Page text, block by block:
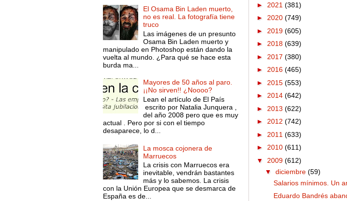
El Osama Bin Laden muerto,
no es real. La fotografía tiene
truco
Las imágenes de un presunto
Osama Bin Laden muerto y
manipulado en Photoshop están dando la
vuelta al mundo. ¿Para qué se hace esta
burda ma...
Mayores de 50 años al paro.
¡¡No sirven!! ¿Noooo?
Lean el artículo de El País
escrito por Natalia Junquera ,
del año 2008 pero que es muy
actual . Pero por si con el tiempo
desaparece, lo d...
La mosca cojonera de
Marruecos
La crisis con Marruecos era
inevitable, vendrán bastantes
más y lo sabemos. La crisis
con la Unión Europea que se desmarca de
España es de...
► 2021 (381)
► 2020 (749)
► 2019 (605)
► 2018 (639)
► 2017 (380)
► 2016 (465)
► 2015 (553)
► 2014 (642)
► 2013 (622)
► 2012 (742)
► 2011 (633)
► 2010 (611)
▼ 2009 (612)
▼ diciembre (59)
Salarios mínimos. Un
Eduardo Bandrés